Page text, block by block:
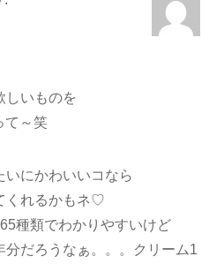
しいものを
て～笑
いにかわいいコなら
くれるかもネ♡
種類でわかりやすいけど
分だろうなぁ。。。クリーム1